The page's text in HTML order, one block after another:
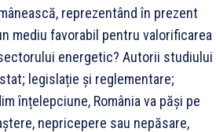
reprezentând în prezent
mediu favorabil pentru valorificarea
energetic? Autorii studiului
legislație și reglementare;
înțelepciune, România va păși pe
nepricepere sau nepăsare,